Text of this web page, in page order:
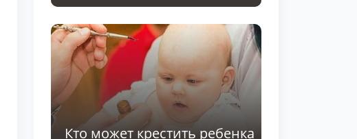
Кто может крестить ребенка